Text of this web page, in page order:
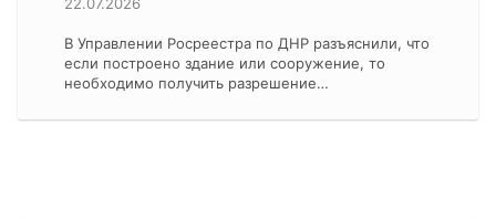
В Управлении Росреестра по ДНР разъяснили, что
если построено здание или сооружение, то
необходимо получить разрешение…